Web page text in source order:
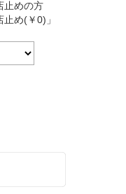
止めの方
め(￥0)」